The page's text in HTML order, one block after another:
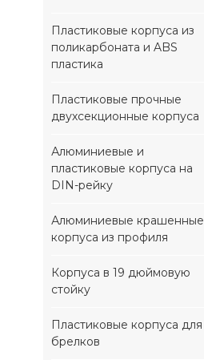
Пластиковые корпуса из
поликарбоната и ABS
пластика
Пластиковые прочные
двухсекционные корпуса
Алюминиевые и
пластиковые корпуса на
DIN-рейку
Алюминиевые крашенные
корпуса из профиля
Корпуса в 19 дюймовую
стойку
Пластиковые корпуса для
брелков